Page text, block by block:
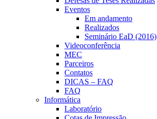
Eventos
Em andamento
Realizados
Seminário EaD (2016)
Videoconferência
MEC
Parceiros
Contatos
DICAS – FAQ
FAQ
Informática
Laboratório